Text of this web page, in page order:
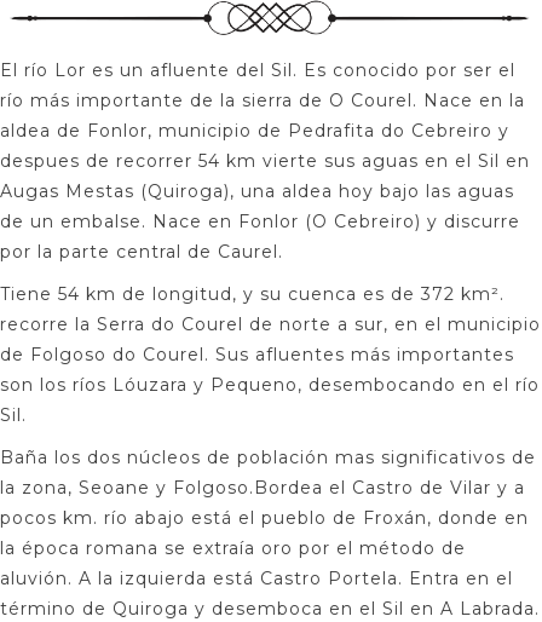
El río Lor es un afluente del Sil. Es conocido por ser el
río más importante de la sierra de O Courel. Nace en la
aldea de Fonlor, municipio de Pedrafita do Cebreiro y
despues de recorrer 54 km vierte sus aguas en el Sil en
Augas Mestas (Quiroga), una aldea hoy bajo las aguas
de un embalse. Nace en Fonlor (O Cebreiro) y discurre
por la parte central de Caurel.
Tiene 54 km de longitud, y su cuenca es de 372 km².
recorre la Serra do Courel de norte a sur, en el municipio
de Folgoso do Courel. Sus afluentes más importantes
son los ríos Lóuzara y Pequeno, desembocando en el río
Sil.
Baña los dos núcleos de población mas significativos de
la zona, Seoane y Folgoso.Bordea el Castro de Vilar y a
pocos km. río abajo está el pueblo de Froxán, donde en
la época romana se extraía oro por el método de
aluvión. A la izquierda está Castro Portela. Entra en el
término de Quiroga y desemboca en el Sil en A Labrada.